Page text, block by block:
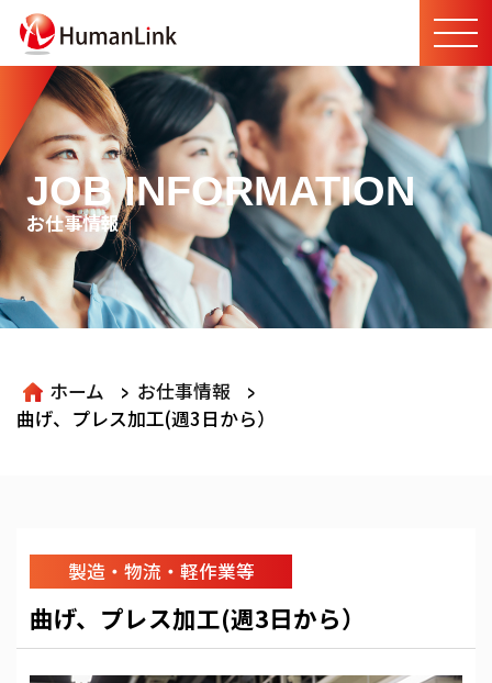
JOB INFORMATION
お仕事情報
ホーム > お仕事情報 >
曲げ、プレス加工(週3日から）
製造・物流・軽作業等
曲げ、プレス加工(週3日から）